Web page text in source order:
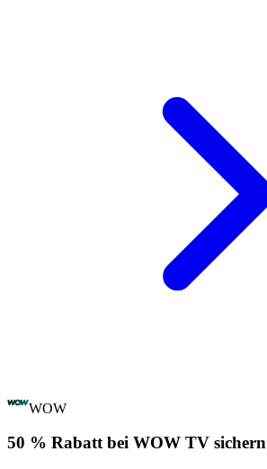
WOW
50 % Rabatt bei WOW TV sichern